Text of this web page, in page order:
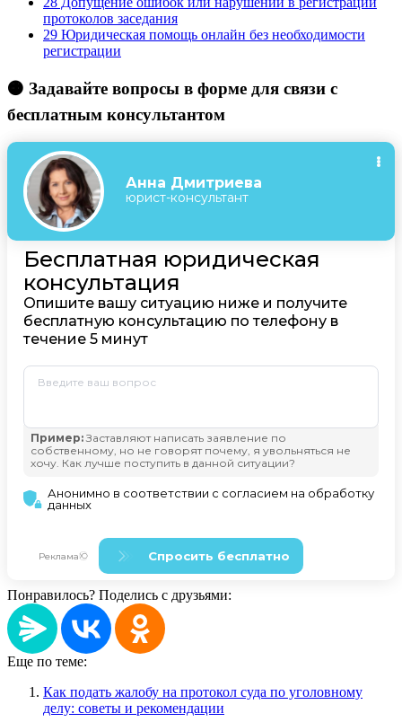
протоколов заседания
29 Юридическая помощь онлайн без необходимости
регистрации
🟠 Задавайте вопросы в форме для связи с
бесплатным консультантом
Понравилось? Поделись с друзьями:
Еще по теме:
Как подать жалобу на протокол суда по уголовному
делу: советы и рекомендации